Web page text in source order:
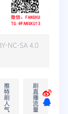
NC-SA 4.0
推
特
刷
人
气
刷
直
播
流
量